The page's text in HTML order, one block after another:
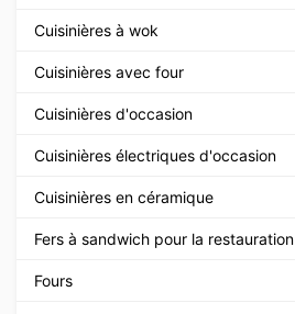
Cuisinières à wok
Cuisinières avec four
Cuisinières d'occasion
Cuisinières électriques d'occasion
Cuisinières en céramique
Fers à sandwich pour la restauration
Fours